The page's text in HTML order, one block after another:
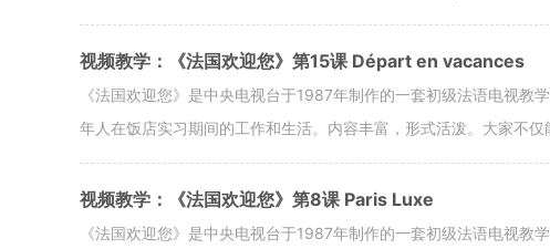
视频教学：《法国欢迎您》第15课 Départ en vacances
《法国欢迎您》是中央电视台于1987年制作的一套初级法语电视
年人在饭店实习期间的工作和生活。内容丰富，形式活泼。大家不
视频教学：《法国欢迎您》第8课 Paris Luxe
《法国欢迎您》是中央电视台于1987年制作的一套初级法语电视